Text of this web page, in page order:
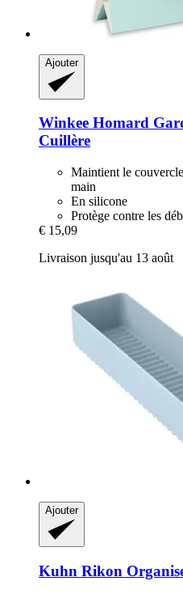
Ajouter
Winkee Homard
Cuillère
Maintient le
main
En silicone
Protège contre les
€ 15,09
Livraison jusqu'au 13 août
Ajouter
Kuhn Rikon